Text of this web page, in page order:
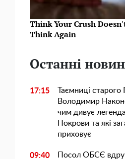
Think Your Crush
Think Again
Останні
17:15
Таємниці
Володимир
чим дивує
Покрови та які
приховує
09:40 Посол ОБСЄ